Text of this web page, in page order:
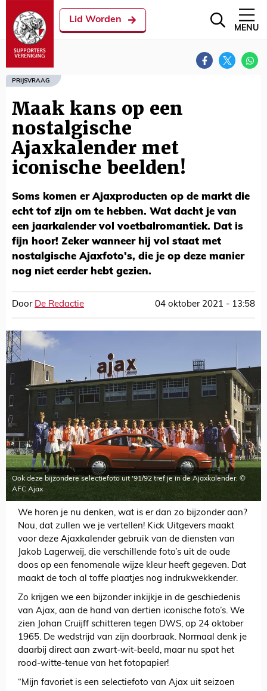
Lid Worden
MENU
PRIJSVRAAG
Maak kans op een
nostalgische
Ajaxkalender met
iconische beelden!
Soms komen er Ajaxproducten op de markt die
echt tof zijn om te hebben. Wat dacht je van
een jaarkalender vol voetbalromantiek. Dat is
fijn hoor! Zeker wanneer hij vol staat met
nostalgische Ajaxfoto's, die je op deze manier
nog niet eerder hebt gezien.
Door De Redactie 04 oktober 2021 - 13:58
Ook deze bijzondere selectiefoto uit '91/92 tref je in de Ajaxkalender. ©
AFC Ajax
We horen je nu denken, wat is er dan zo bijzonder aan?
Nou, dat zullen we je vertellen! Kick Uitgevers maakt
voor deze Ajaxkalender gebruik van de diensten van
Jakob Lagerweij, die verschillende foto’s uit de oude
doos op een fenomenale wijze kleur heeft gegeven. Dat
maakt de toch al toffe plaatjes nog indrukwekkender.
Zo krijgen we een bijzonder inkijkje in de geschiedenis
van Ajax, aan de hand van dertien iconische foto’s. We
zien Johan Cruijff schitteren tegen DWS, op 24 oktober
1965. De wedstrijd van zijn doorbraak. Normaal denk je
daarbij direct aan zwart-wit-beeld, maar nu spat het
rood-witte-tenue van het fotopapier!
“Mijn favoriet is een selectiefoto van Ajax uit seizoen